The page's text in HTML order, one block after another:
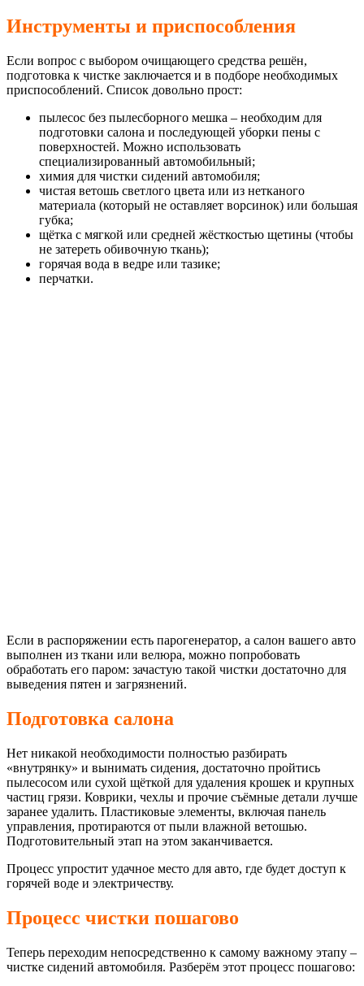
Инструменты и приспособления
Если вопрос с выбором очищающего средства решён,
подготовка к чистке заключается и в подборе необходимых
приспособлений. Список довольно прост:
пылесос без пылесборного мешка – необходим для
подготовки салона и последующей уборки пены с
поверхностей. Можно использовать
специализированный автомобильный;
химия для чистки сидений автомобиля;
чистая ветошь светлого цвета или из нетканого
материала (который не оставляет ворсинок) или большая
губка;
щётка с мягкой или средней жёсткостью щетины (чтобы
не затереть обивочную ткань);
горячая вода в ведре или тазике;
перчатки.
Если в распоряжении есть парогенератор, а салон вашего авто
выполнен из ткани или велюра, можно попробовать
обработать его паром: зачастую такой чистки достаточно для
выведения пятен и загрязнений.
Подготовка салона
Нет никакой необходимости полностью разбирать
«внутрянку» и вынимать сидения, достаточно пройтись
пылесосом или сухой щёткой для удаления крошек и крупных
частиц грязи. Коврики, чехлы и прочие съёмные детали лучше
заранее удалить. Пластиковые элементы, включая панель
управления, протираются от пыли влажной ветошью.
Подготовительный этап на этом заканчивается.
Процесс упростит удачное место для авто, где будет доступ к
горячей воде и электричеству.
Процесс чистки пошагово
Теперь переходим непосредственно к самому важному этапу –
чистке сидений автомобиля. Разберём этот процесс пошагово: